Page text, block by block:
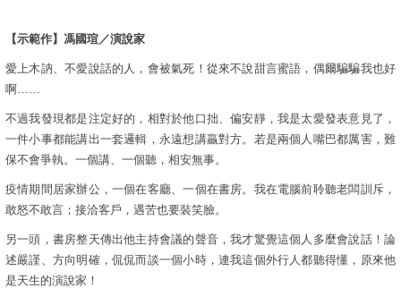
【示範作】馮國瑄／演說家
愛上木訥、不愛說話的人，會被氣死！從來不說甜言蜜語，偶爾騙騙我也好
啊……
不過我發現都是注定好的，相對於他口拙、偏安靜，我是太愛發表意見了，
一件小事都能講出一套邏輯，永遠想講贏對方。若是兩個人嘴巴都厲害，難
保不會爭執。一個講、一個聽，相安無事。
疫情期間居家辦公，一個在客廳、一個在書房。我在電腦前聆聽老闆訓斥，
敢怒不敢言；接洽客戶，遇苦也要裝笑臉。
另一頭，書房整天傳出他主持會議的聲音，我才驚覺這個人多麼會說話！論
述嚴謹、方向明確，侃侃而談一個小時，連我這個外行人都聽得懂，原來他
是天生的演說家！